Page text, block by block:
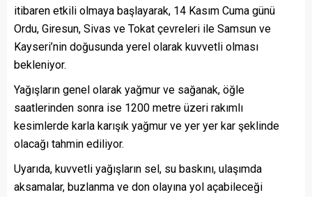
itibaren etkili olmaya başlayarak, 14 Kasım Cuma günü
Ordu, Giresun, Sivas ve Tokat çevreleri ile Samsun ve
Kayseri’nin doğusunda yerel olarak kuvvetli olması
bekleniyor.
Yağışların genel olarak yağmur ve sağanak, öğle
saatlerinden sonra ise 1200 metre üzeri rakımlı
kesimlerde karla karışık yağmur ve yer yer kar şeklinde
olacağı tahmin ediliyor.
Uyarıda, kuvvetli yağışların sel, su baskını, ulaşımda
aksamalar, buzlanma ve don olayına yol açabileceği